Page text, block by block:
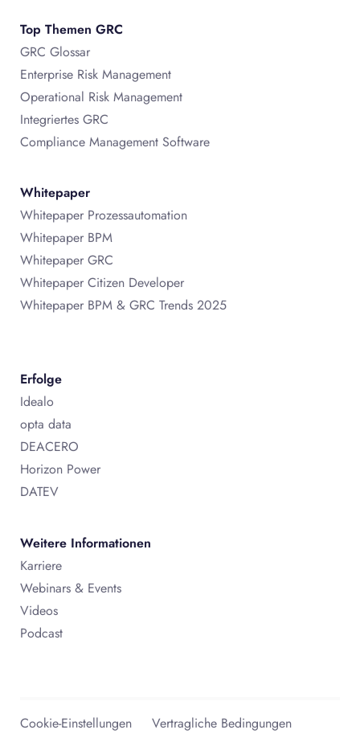
Top Themen GRC
GRC Glossar
Enterprise Risk Management
Operational Risk Management
Integriertes GRC
Compliance Management Software
Whitepaper
Whitepaper Prozessautomation
Whitepaper BPM
Whitepaper GRC
Whitepaper Citizen Developer
Whitepaper BPM & GRC Trends 2025
Erfolge
Idealo
opta data
DEACERO
Horizon Power
DATEV
Weitere Informationen
Karriere
Webinars & Events
Videos
Podcast
Cookie-Einstellungen
Vertragliche Bedingungen